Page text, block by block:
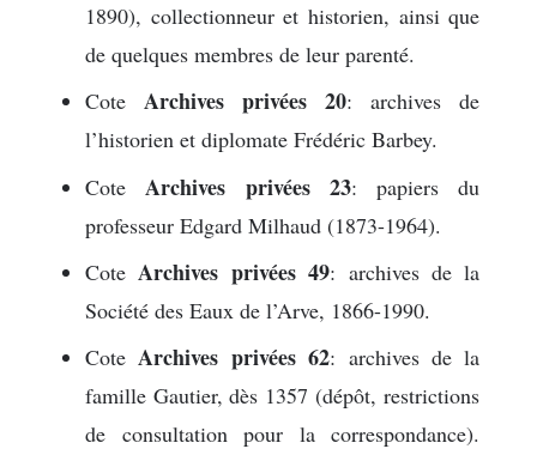
1890), collectionneur et historien, ainsi que
de quelques membres de leur parenté.
CoteArchives privées 20: archives de
l’historien et diplomate Frédéric Barbey.
Cote Archives privées 23: papiers du
professeur Edgard Milhaud (1873-1964).
CoteArchives privées 49: archives de la
Société des Eaux de l’Arve, 1866-1990.
CoteArchives privées 62: archives de la
famille Gautier, dès 1357 (dépôt, restrictions
de consultation pour la correspondance).